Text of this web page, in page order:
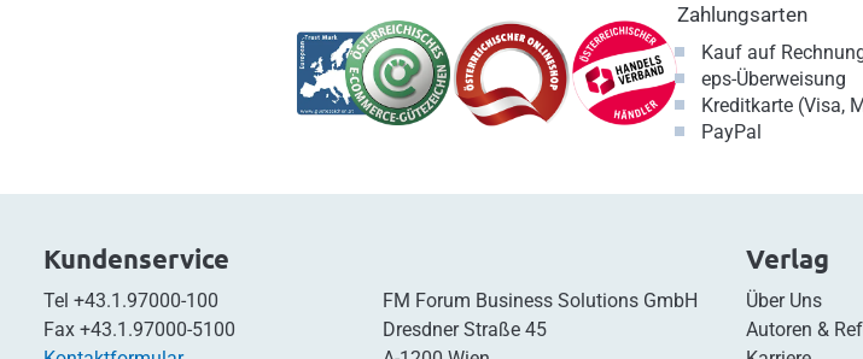
Zahlungsarten
Kauf auf
eps-Überweisung
Kreditkarte (Visa,
PayPal
Kundenservice
Tel +43.1.97000-100
Fax +43.1.97000-5100
FM Forum Business Solutions GmbH
Dresdner Straße 45
Verlag
Über Uns
Autoren &